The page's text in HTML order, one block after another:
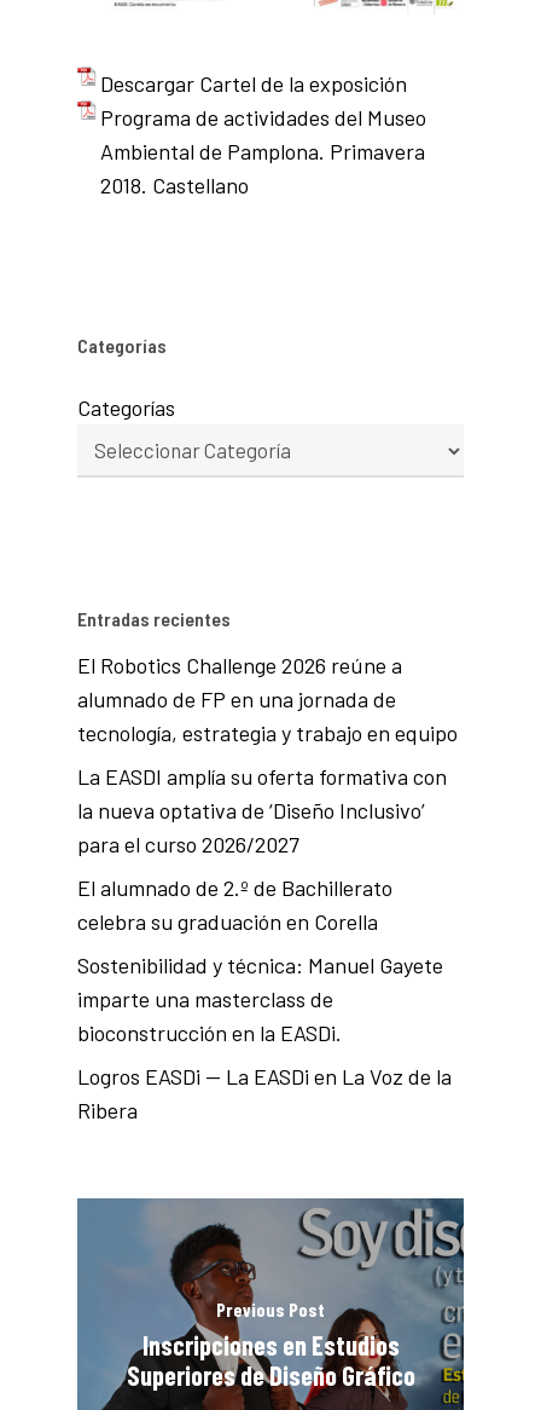
Descargar Cartel de la exposición
Programa de actividades del Museo
Ambiental de Pamplona. Primavera
2018. Castellano
Categorías
Categorías
Entradas recientes
El Robotics Challenge 2026 reúne a
alumnado de FP en una jornada de
tecnología, estrategia y trabajo en equipo
La EASDI amplía su oferta formativa con
la nueva optativa de ‘Diseño Inclusivo’
para el curso 2026/2027
El alumnado de 2.º de Bachillerato
celebra su graduación en Corella
Sostenibilidad y técnica: Manuel Gayete
imparte una masterclass de
bioconstrucción en la EASDi.
Logros EASDi — La EASDi en La Voz de la
Ribera
Previous Post
Inscripciones en Estudios
Superiores de Diseño Gráfico